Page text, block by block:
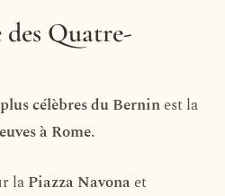
Quatre-
célèbres du Berninest la
à Rome.
laPiazza Navonaet